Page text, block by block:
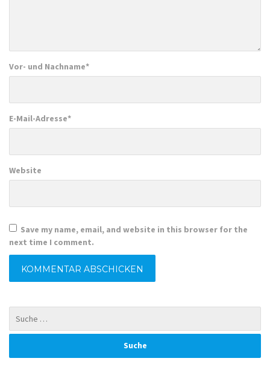
Vor- und Nachname*
E-Mail-Adresse*
Website
Save my name, email, and website in this browser for the
next time I comment.